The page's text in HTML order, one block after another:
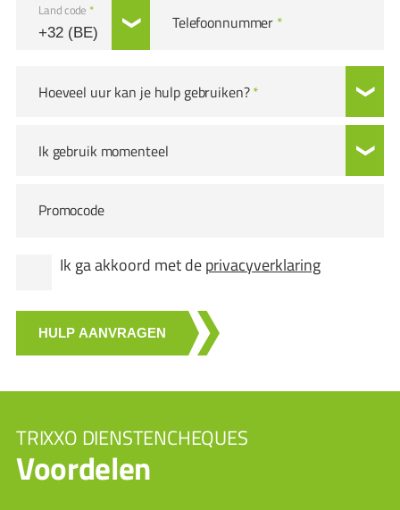
TRIXXO DIENSTENCHEQUES
Voordelen
Land code *
Telefoonnummer *
Hoeveel uur kan je hulp gebruiken?*
Ik gebruik momenteel
Promocode
Ik ga akkoord met deprivacyverklaring
HULP AANVRAGEN